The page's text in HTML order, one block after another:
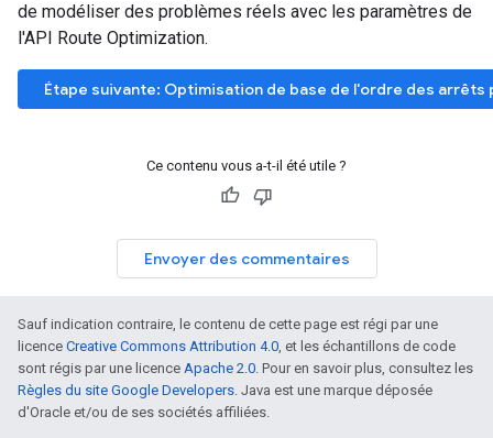
de modéliser des problèmes réels avec les paramètres de
l'API Route Optimization.
Étape suivante: Optimisation de base de l'ordre des
Ce contenu vous a-t-il été utile ?
Envoyer des commentaires
Sauf indication contraire, le contenu de cette page est régi par une
licence Creative Commons Attribution 4.0, et les échantillons de code
sont régis par une licence Apache 2.0. Pour en savoir plus, consultez les
Règles du site Google Developers. Java est une marque déposée
d'Oracle et/ou de ses sociétés affiliées.